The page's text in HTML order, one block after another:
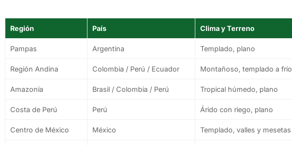
Región País Clima y Terreno
Pampas Argentina Templado, plano
Región Andina Colombia / Perú / Ecuador Montañoso, templado a frío
Amazonía Brasil / Colombia / Perú Tropical húmedo, plano
Costa de Perú Perú Árido con riego, plano
Centro de México México Templado, valles y mesetas